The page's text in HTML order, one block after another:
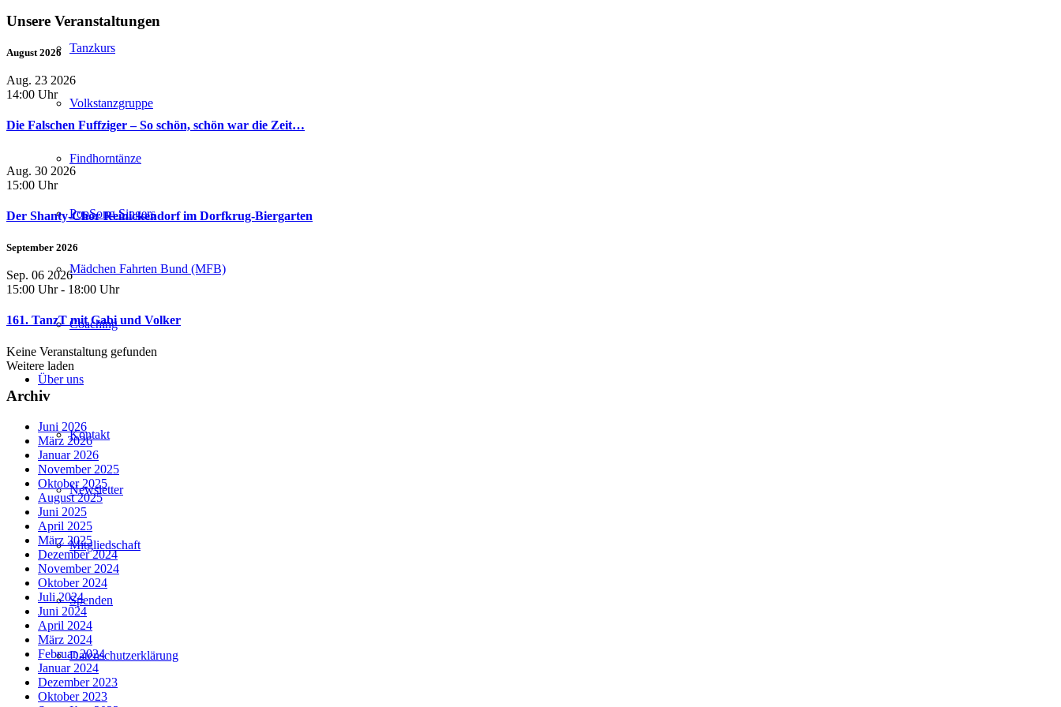
Tanzkurs
Volkstanzgruppe
Findhorntänze
PopSong Singers
Mädchen Fahrten Bund (MFB)
Coaching
Über uns
Kontakt
Newsletter
Mitgliedschaft
Spenden
Datenschutzerklärung
Unsere Veranstaltungen
August 2026
Aug. 23 2026
14:00 Uhr
Die Falschen Fuffziger – So schön, schön war die Zeit…
Aug. 30 2026
15:00 Uhr
Der Shanty-Chor Reinickendorf im Dorfkrug-Biergarten
September 2026
Sep. 06 2026
15:00 Uhr- 18:00 Uhr
161. TanzT mit Gabi und Volker
Keine Veranstaltung gefunden
Weitere laden
Archiv
Juni 2026
März 2026
Januar 2026
November 2025
Oktober 2025
August 2025
Juni 2025
April 2025
März 2025
Dezember 2024
November 2024
Oktober 2024
Juli 2024
Juni 2024
April 2024
März 2024
Februar 2024
Januar 2024
Dezember 2023
Oktober 2023